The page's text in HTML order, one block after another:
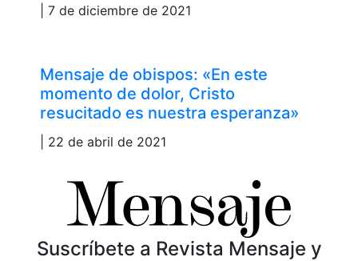
| 7 de diciembre de 2021
Mensaje de obispos: «En este
momento de dolor, Cristo
resucitado es nuestra esperanza»
| 22 de abril de 2021
Suscríbete a Revista Mensaje y